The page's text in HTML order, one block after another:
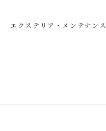
エクステリア・メンテナンス